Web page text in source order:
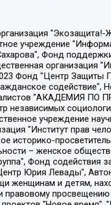
организация Фонд "Правовая инициатива", Общество с ограниченной ответственностью "Радио Свободная Европа/Радио Свобода", Чешское информационное агентство "MEDIUM-ORIENT", Красноярская региональная общественная организация "Мы против СПИДа", Камалягин Денис Николаевич, Маркелов Сергей Евгеньевич, Пономарев Лев Александрович, Савицкая Людмила Алексеевна, Автономная некоммерческая организация "Центр по работе с проблемой насилия "НАСИЛИЮ.НЕТ", Межрегиональный профессиональный союз работников здравоохранения "Альянс врачей", Юридическое лицо, зарегистрированное в Латвийской Республике, SIA "Medusa Project" (регистрационный номер 40103797863, дата регистрации 10.06.2014), Некоммерческая организация "Фонд по борьбе с коррупцией", Автономная некоммерческая организация "Институт права и публичной политики", Баданин Роман Сергеевич, Гликин Максим Александрович, Железнова Мария Михайловна, Лукьянова Юлия Сергеевна, Маетная Елизавета Витальевна, Маняхин Петр Борисович, Чуракова Ольга Владимировна, Ярош Юлия Петровна, Юридическое лицо "The Insider SIA", зарегистрированное в Риге, Латвийская Республика (дата регистрации 26.06.2015), являющееся администратором доменного имени интернет-издания "The Insider SIA", https://theins.ru, Постернак Алексей Евгеньевич, Рубин Михаил Аркадьевич, Анин Роман Александрович, Юридическое лицо Istories fonds, зарегистрированное в